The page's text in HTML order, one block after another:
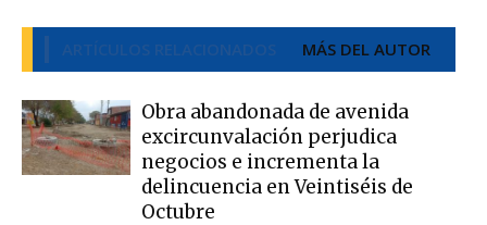
ARTÍCULOS RELACIONADOS MÁS DEL AUTOR
Obra abandonada de avenida
excircunvalación perjudica
negocios e incrementa la
delincuencia en Veintiséis de
Octubre